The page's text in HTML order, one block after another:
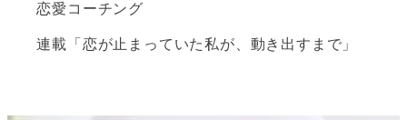
恋愛コーチング
連載「恋が止まっていた私が、動き出すまで」